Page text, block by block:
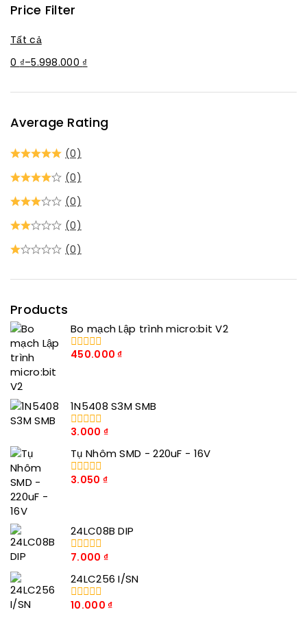
Price Filter
Tất cả
0 ₫–5.998.000 ₫
Average Rating
(0)
(0)
(0)
(0)
(0)
Products
Bo mạch Lập trình micro:bit V2
0
450.000₫
1N5408 S3M SMB
0
số
5
3.000 ₫
Tụ Nhôm SMD - 220uF - 16V
0
3.050 ₫
24LC08B DIP
0
số
5
7.000 ₫
24LC256 I/SN
0
10.000₫